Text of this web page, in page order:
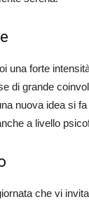
una forte
di grande
nuova idea si
a livello
che vi